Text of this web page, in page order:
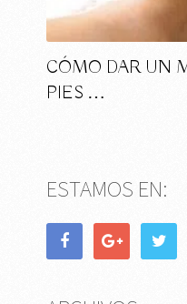
CÓMO DAR UN
PIES …
ESTAMOS EN: